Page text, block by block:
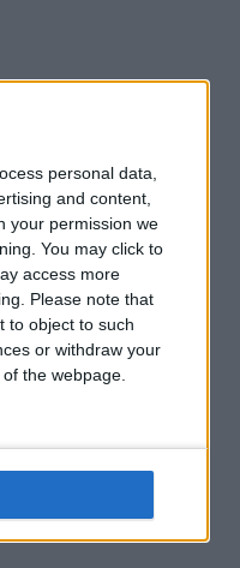
personal data,
and content,
your permission we
You may click to
access more
Please note that
to object to such
or withdraw your
the webpage.